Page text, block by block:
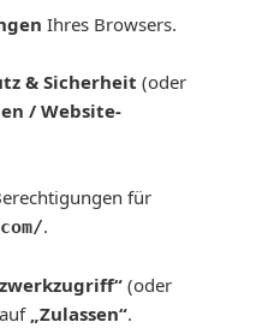
Ihres Browsers.
& Sicherheit (oder
/ Website-
für
.
(oder
„Zulassen“.